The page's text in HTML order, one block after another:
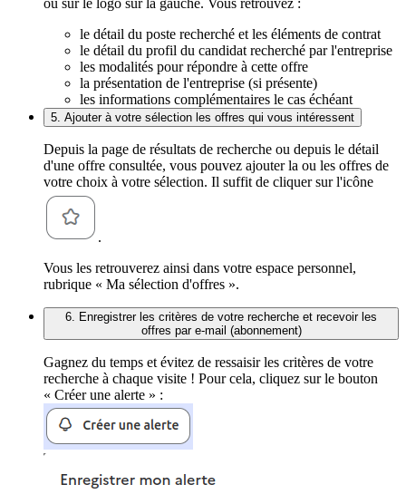
ou sur le logo sur la gauche. Vous retrouvez :
le détail du poste recherché et les éléments de contrat
le détail du profil du candidat recherché par l'entreprise
les modalités pour répondre à cette offre
la présentation de l'entreprise (si présente)
les informations complémentaires le cas échéant
5. Ajouter à votre sélection les offres qui vous intéressent
Depuis la page de résultats de recherche ou depuis le détail
d'une offre consultée, vous pouvez ajouter la ou les offres de
votre choix à votre sélection. Il suffit de cliquer sur l'icône
.
Vous les retrouverez ainsi dans votre espace personnel,
rubrique « Ma sélection d'offres ».
6. Enregistrer les critères de votre recherche et recevoir les
offres par e-mail (abonnement)
Gagnez du temps et évitez de ressaisir les critères de votre
recherche à chaque visite ! Pour cela, cliquez sur le bouton
« Créer une alerte » :